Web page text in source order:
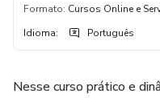
Formato: Cursos Online e
Idioma: Português
Nesse curso prático e